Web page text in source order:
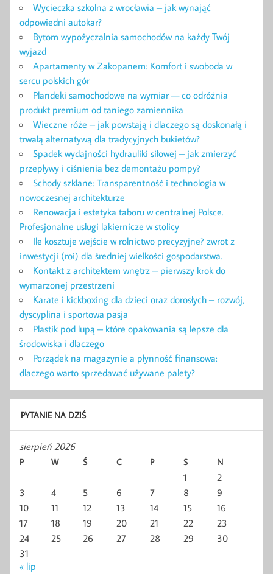
Wycieczka szkolna z wrocławia – jak wynająć
odpowiedni autokar?
Bytom wypożyczalnia samochodów na każdy Twój
wyjazd
Apartamenty w Zakopanem: Komfort i swoboda w
sercu polskich gór
Plandeki samochodowe na wymiar — co odróżnia
produkt premium od taniego zamiennika
Wieczne róże – jak powstają i dlaczego są doskonałą i
trwałą alternatywą dla tradycyjnych bukietów?
Spadek wydajności hydrauliki siłowej – jak zmierzyć
przepływy i ciśnienia bez demontażu pompy?
Schody szklane: Transparentność i technologia w
nowoczesnej architekturze
Renowacja i estetyka taboru w centralnej Polsce.
Profesjonalne usługi lakiernicze w stolicy
Ile kosztuje wejście w rolnictwo precyzyjne? zwrot z
inwestycji (roi) dla średniej wielkości gospodarstwa.
Kontakt z architektem wnętrz – pierwszy krok do
wymarzonej przestrzeni
Karate i kickboxing dla dzieci oraz dorosłych – rozwój,
dyscyplina i sportowa pasja
Plastik pod lupą – które opakowania są lepsze dla
środowiska i dlaczego
Porządek na magazynie a płynność finansowa:
dlaczego warto sprzedawać używane palety?
PYTANIE NA DZIŚ
sierpień 2026
P W Ś C P S N
1
2
3
4 5 6 7 8
9
10
11 12 13 14 15
16
17
18 19 20 21 22
23
24
25 26 27 28 29
30
31
« lip